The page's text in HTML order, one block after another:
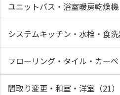
ユニットバス・浴室暖房乾燥機
システムキッチン・水栓・食洗
フローリング・タイル・カーペ
間取り変更・和室・洋室（21）